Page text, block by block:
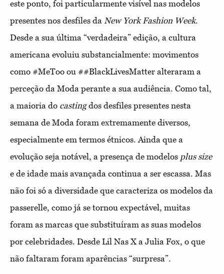
este ponto, foi particularmente visível nas modelos
presentes nos desfiles da New York Fashion Week.
Desde a sua última “verdadeira” edição, a cultura
americana evoluiu substancialmente: movimentos
como #MeToo ou ##BlackLivesMatter alteraram a
perceção da Moda perante a sua audiência. Como tal,
a maioria do castingdos desfiles presentes nesta
semana de Moda foram extremamente diversos,
especialmente em termos étnicos. Ainda que a
evolução seja notável, a presença de modelos plus size
e de idade mais avançada continua a ser escassa. Mas
não foi só a diversidade que caracteriza os modelos da
passerelle, como já se tornou expectável, muitas
foram as marcas que substituíram as suas modelos
por celebridades. Desde Lil Nas X a Julia Fox, o que
não faltaram foram aparências “surpresa”.